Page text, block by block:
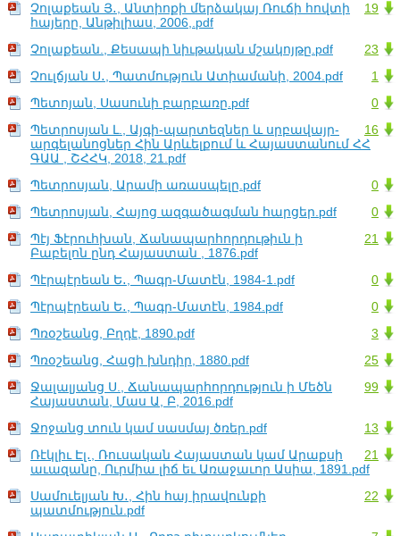
19
Չոլաքեան Յ․, Անտիոքի մերձակայ Ռուճի հովտի
հայերը, Անթիլիաս, 2006,.pdf
23
Չոլաքեան., Քեսապի նիւթական մշակոյթը.pdf
1
Չուլճյան Ս․, Պատմություն Ատիամանի, 2004.pdf
0
Պետոյան, Սասունի բարբառը.pdf
16
Պետրոսյան Լ., Այգի-պարտեզներ և սրբավայր-
արգելանոցներ Հին Արևելքում և Հայաստանում ՀՀ
ԳԱԱ , ՇՀՀԿ, 2018, 21.pdf
0
Պետրոսյան, Արամի առասպելը.pdf
0
Պետրոսյան, Հայոց ազգածագման հարցեր.pdf
21
Պէյ Ֆէրուհխան, Ճանապարհորդութիւն ի
Բաբելոն ընդ Հայաստան , 1876.pdf
0
Պէրպէրեան Ե․, Պագր-Մատէն, 1984-1.pdf
0
Պէրպէրեան Ե․, Պագր-Մատէն, 1984.pdf
3
Պռօշեանց, Բղդէ, 1890.pdf
25
Պռօշեանց, Հացի խնդիր, 1880.pdf
99
Ջալալյանց Ս., Ճանապարհորդություն ի Մեծն
Հայաստան, Մաս Ա, Բ, 2016.pdf
13
Ջոջանց տուն կամ սասմայ ծռեր.pdf
21
Ռէկլիւ Էլ․, Ռուսական Հայաստան կամ Արաքսի
աւազանը, Ուրմիա լիճ եւ Առաջաւոր Ասիա, 1891.pdf
22
Սամուելյան Խ․, Հին հայ իրավունքի
պատմություն.pdf